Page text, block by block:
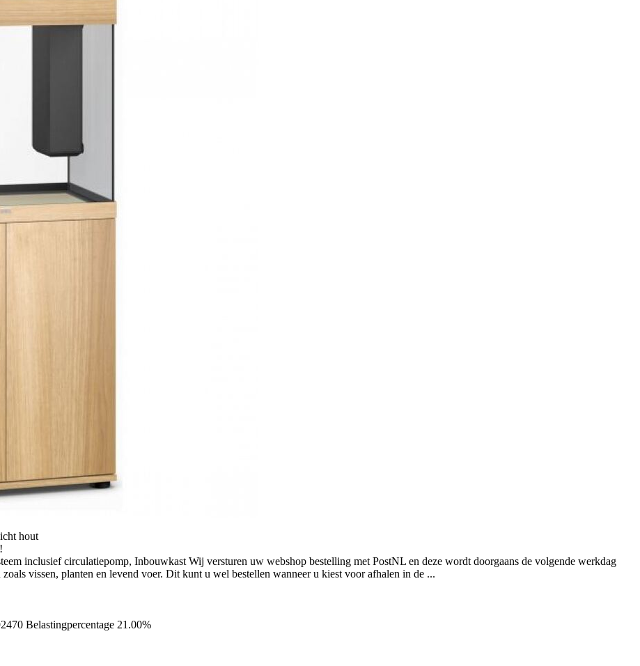
hout
inclusief circulatiepomp, Inbouwkast Wij versturen uw webshop bestelling met PostNL en deze wordt doorgaans de volgende werkdag
vissen, planten en levend voer. Dit kunt u wel bestellen wanneer u kiest voor afhalen in de ...
Belastingpercentage 21.00%